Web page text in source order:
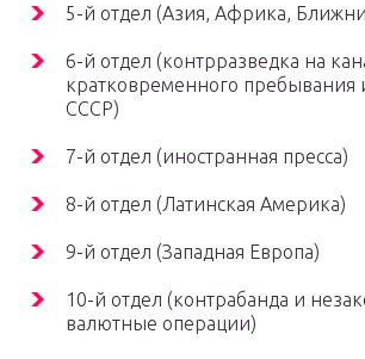
5-й отдел (Азия, Африка,
6-й отдел (контрразведка на
кратковременного пребывания
СССР)
7-й отдел (иностранная пресса)
8-й отдел (Латинская Америка)
9-й отдел (Западная Европа)
10-й отдел (контрабанда и
валютные операции)